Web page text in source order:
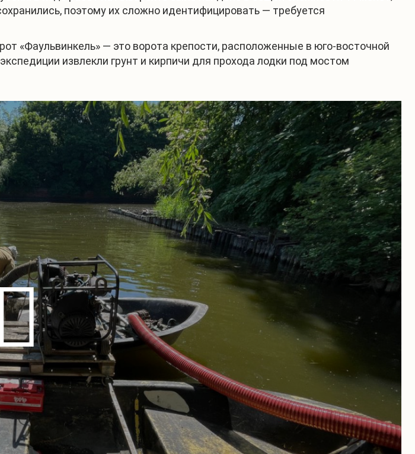
поэтому их сложно идентифицировать — требуется
«Фаульвинкель» — это ворота крепости, расположенные в юго-восточной
извлекли грунт и кирпичи для прохода лодки под мостом